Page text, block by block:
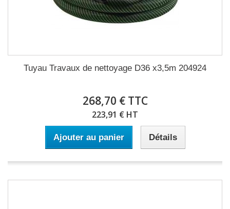
Tuyau Travaux de nettoyage D36 x3,5m 204924
268,70 € TTC
223,91 € HT
Ajouter au panier Détails